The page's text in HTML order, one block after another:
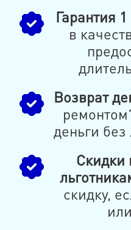
Гарантия 1
в
Возврат
деньги
Скидки
скидку,